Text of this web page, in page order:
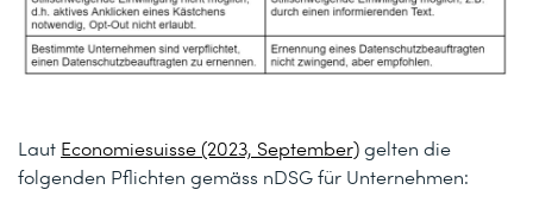
Laut Economiesuisse (2023, September)gelten die
folgenden Pflichten gemäss nDSG für Unternehmen: